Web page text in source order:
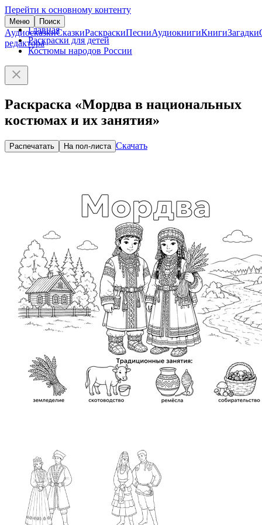
Перейти к основному контенту
Меню Поиск
АудиосказкиСказкиРаскраскиПесниАудиокнигиКнигиЗагадки
редактора
Главная
Раскраски для детей
Костюмы народов России
Раскраска «Мордва в национальных
костюмах и их занятия»
Распечатать На пол-листа Скачать